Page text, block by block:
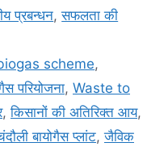
प्रबन्धन,सफलता की
scheme,
परियोजना, Waste to
,किसानों की अतिरिक्त आय,
बायोगैस प्लांट,जैविक